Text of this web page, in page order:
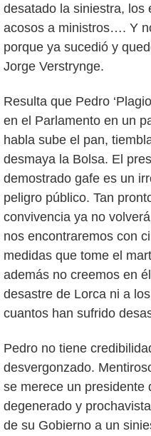
desatado la siniestra, los
acosos a ministros…. Y
porque ya sucedió y
Jorge Verstrynge.
Resulta que Pedro
en el Parlamento en un
habla sube el pan,
desmaya la Bolsa. El
demostrado gafe es un
peligro público. Tan
convivencia ya no
nos encontraremos con
medidas que tome el
además no creemos en
desastre de Lorca ni a
cuantos han sufrido
Pedro no tiene
desvergonzado.
se merece un presidente
degenerado y
de su Gobierno a un